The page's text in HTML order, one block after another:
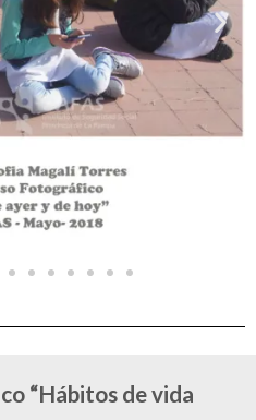
“Hábitos de vida